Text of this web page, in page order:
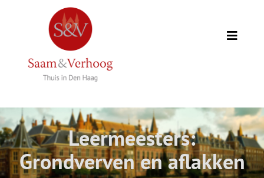
Toggle
Opdrachtgevers
Expertise
Leermeesters:
Grondverven en aflakken